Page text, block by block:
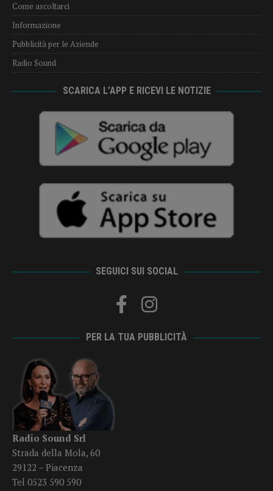
Come ascoltarci
Informazione
Pubblicità per le Aziende
Radio Sound
SCARICA L’APP E RICEVI LE NOTIZIE
SEGUICI SUI SOCIAL
PER LA TUA PUBBLICITÀ
Radio Sound Srl
Strada della Mola, 60
29122 – Piacenza
Tel 0523 590 590